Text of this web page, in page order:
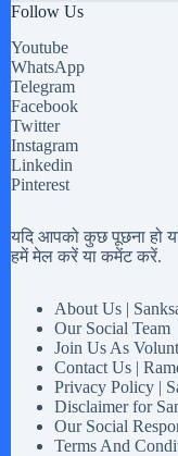
Follow Us
Youtube
WhatsApp
Telegram
Facebook
Twitter
Instagram
Linkedin
Pinterest
यदि आपको कुछ पूछना हो
हमें मेल करें या कमेंट करें.
About Us |
Our Social Team
Join Us As
Contact Us |
Privacy Policy |
Disclaimer for
Our Social
Terms And